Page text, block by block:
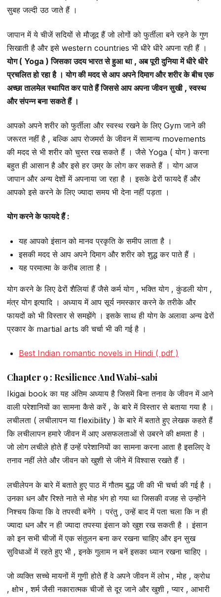
सुबह जल्दी उठ जाते हैं ।
जापान में ये चीजें सदियों से मौजूद हैं जो लोगों को फुर्तीला बने रहने के गुण
सिखाती है और इसे western countries भी धीरे धीरे अपना रही हैं ।
योग ( Yoga ) जिसका उदय भारत से हुआ था , अब पूरी दुनिया में धीरे धीरे
प्रचलित हो रहा है । योग की मदद से आप अपने दिमाग और शरीर के बीच एक
अच्छा तालमेल स्थापित कर पाते हैं जिससे आप अपना जीवन सुखी , स्वस्थ
और संपन्न बना सकते हैं ।
आपको अपने शरीर को फुर्तीला और स्वस्थ रखने के लिए Gym जाने की
जरूरत नहीं है , बल्कि आप रोजमर्रा के जीवन में सामान्य movements
की मदद से भी शरीर को चुस्त रख सकते हैं । जैसे Yoga ( योग ) करना
बहुत ही आसान है और इसे हर उम्र के लोग कर सकते हैं । योग आज
जापान और अन्य देशों में अपनाया जा रहा है । इसके ढेरों फायदे हैं और
आपको इसे करने के लिए ज्यादा समय भी देना नहीं पड़ता ।
योग करने के फायदे हैं :
यह आपको इंसान को मानव प्रकृति के समीप लाता है ।
इसकी मदद से आप अपने दिमाग और शरीर को शुद्ध कर पाते हैं ।
यह परमात्मा के करीब लाता है ।
योग करने के लिए ढेरों शैलियां हैं जैसे कर्म योग , भक्ति योग , कुंडली योग ,
मंत्र योग इत्यादि । अध्याय में आप सूर्य नमस्कार करने के तरीके और
फायदों को भी विस्तार से समझेंगे । इसके साथ ही योग के अलावा अन्य ढेरों
प्रकार के martial arts की चर्चा भी की गई है ।
Best Indian romantic novels in Hindi ( pdf )
Chapter 9 : Resilience And Wabi-sabi
Ikigai book का यह अंतिम अध्याय है जिसमें बिना तनाव के जीवन में आने
वाली परेशानियों का सामना कैसे करें , के बारे में विस्तार से बताया गया है ।
लचीलता ( लचीलापन या flexibility ) के बारे में बताते हुए लेखक कहते हैं
कि लचीलापन हमारे जीवन में आए असफलताओं से उबरने की क्षमता है ।
जो लोग लचीले होते हैं उन्हें परेशानियों का सामना करना आता है इसलिए वे
तनाव नहीं लेते और जीवन को खुशी से जीने में विश्वास रखते हैं ।
लचीलेपन के बारे में बताते हुए पाठ में गौतम बुद्ध जी की भी चर्चा की गई है ।
उनका धन और रिश्ते नाते से मोह भंग हो गया था जिसकी वजह से उन्होंने
निश्चय किया कि वे तपस्वी बनेंगे । परंतु , उन्हें बाद में पता चला कि न ही
ज्यादा धन और न ही ज्यादा तपस्या इंसान को खुश रख सकती है । इंसान
को इन सभी चीजों में एक संतुलन बना कर रखना चाहिए और इन सुख
सुविधाओं में रहते हुए भी , इनके गुलाम न बनें इसका ध्यान रखना चाहिए ।
जो व्यक्ति सच्चे मायनों में गुणी होते हैं वे अपने जीवन में लोभ , मोह , क्रोध
, क्षोभ , शर्म जैसी नकारात्मक चीजों से दूर जाने और खुशी , प्यार , आभारी